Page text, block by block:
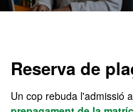
Reserva de
Un cop rebuda l'admissió